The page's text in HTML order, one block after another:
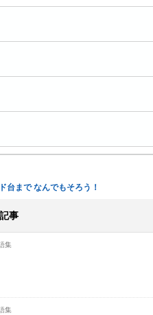
台まで なんでもそろう！
事
集
集